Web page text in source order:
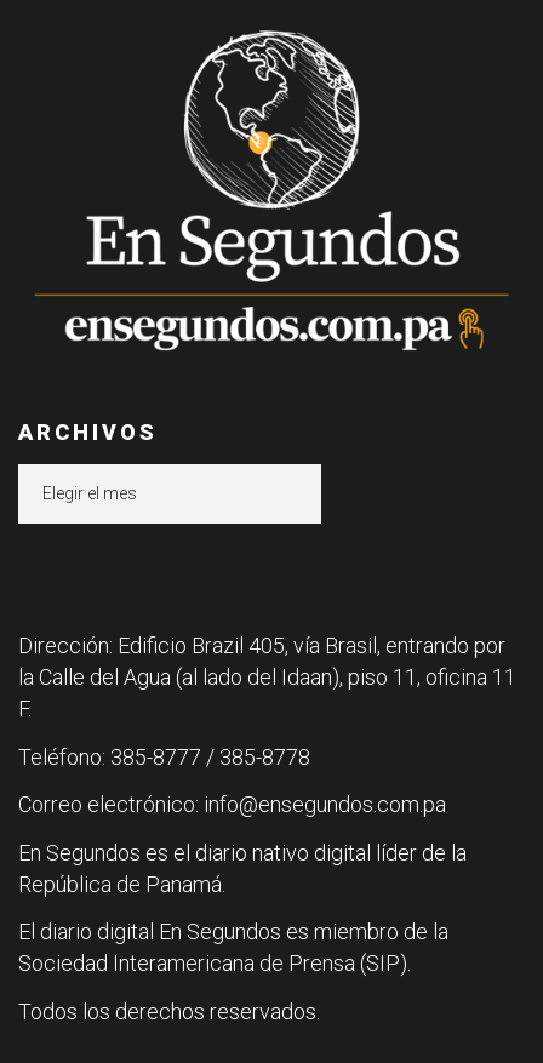
ARCHIVOS
Dirección: Edificio Brazil 405, vía Brasil, entrando por
la Calle del Agua (al lado del Idaan), piso 11, oficina 11
F.
Teléfono: 385-8777 / 385-8778
Correo electrónico: info@ensegundos.com.pa
En Segundos es el diario nativo digital líder de la
República de Panamá.
El diario digital En Segundos es miembro de la
Sociedad Interamericana de Prensa (SIP).
Todos los derechos reservados.